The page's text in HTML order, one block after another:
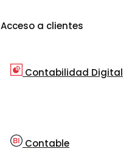
Acceso a clientes
Contabilidad Digital
Contable